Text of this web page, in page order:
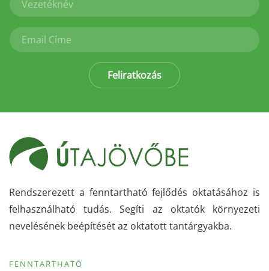
Feliratkozás
Rendszerezett a fenntartható fejlődés oktatásához is
felhasználható tudás. Segíti az oktatók környezeti
nevelésének beépítését az oktatott tantárgyakba.
FENNTARTHATÓ